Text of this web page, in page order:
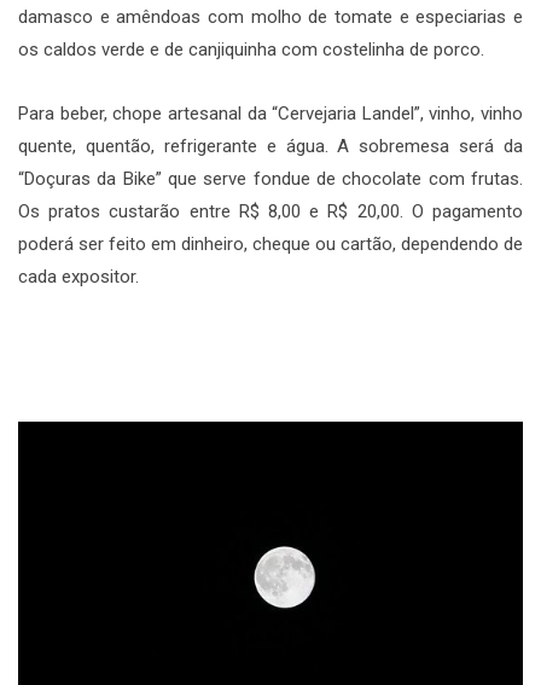
damasco e amêndoas com molho de tomate e especiarias e
os caldos verde e de canjiquinha com costelinha de porco.
Para beber, chope artesanal da “Cervejaria Landel”, vinho, vinho
quente, quentão, refrigerante e água. A sobremesa será da
“Doçuras da Bike” que serve fondue de chocolate com frutas.
Os pratos custarão entre R$ 8,00 e R$ 20,00. O pagamento
poderá ser feito em dinheiro, cheque ou cartão, dependendo de
cada expositor.